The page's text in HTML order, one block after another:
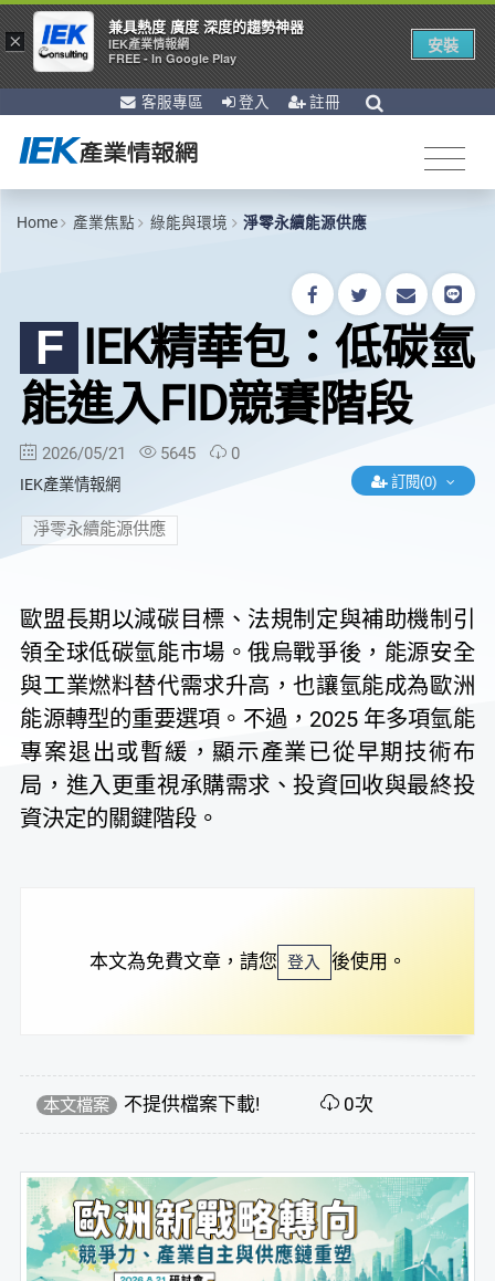
客服專區 登入 註冊
Home 產業焦點 綠能與環境 淨零永續能源供應
F
IEK精華包：低碳氫
能進入FID競賽階段
2026/05/21 5645 0
IEK產業情報網 訂閱(0)
淨零永續能源供應
歐盟長期以減碳目標、法規制定與補助機制引
領全球低碳氫能市場。俄烏戰爭後，能源安全
與工業燃料替代需求升高，也讓氫能成為歐洲
能源轉型的重要選項。不過，2025 年多項氫能
專案退出或暫緩，顯示產業已從早期技術布
局，進入更重視承購需求、投資回收與最終投
資決定的關鍵階段。
本文為免費文章，請您 登入 後使用。
本文檔案 不提供檔案下載! 0次
×
兼具熱度 廣度 深度的趨勢神器
IEK產業情報網
FREE - In Google Play
安裝